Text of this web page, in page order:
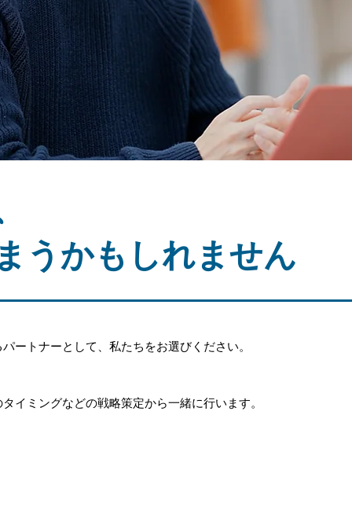
うかもしれません
ートナーとして、私たちをお選びください。
イミングなどの戦略策定から一緒に行います。